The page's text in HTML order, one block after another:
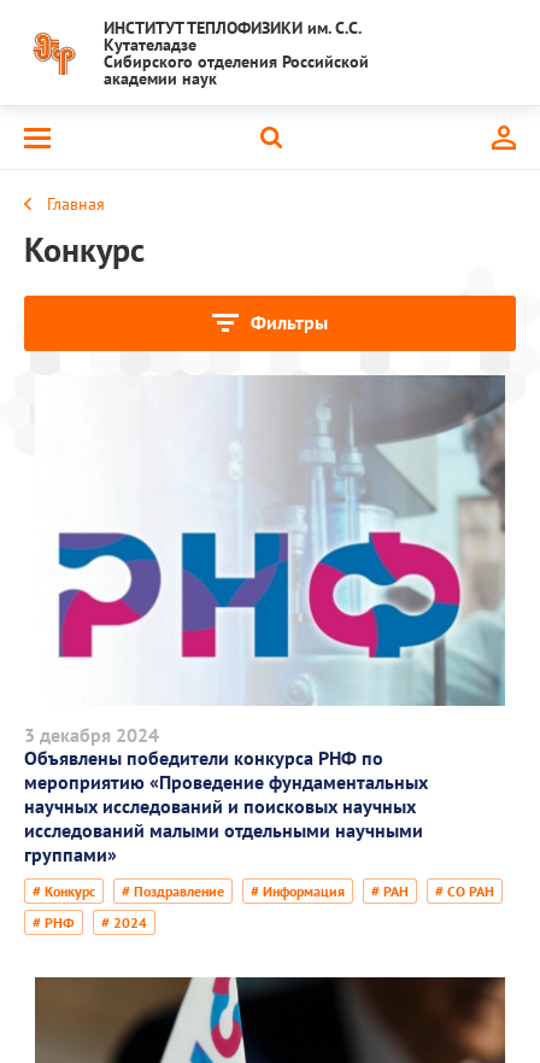
ИНСТИТУТ ТЕПЛОФИЗИКИ им. С.С.
Кутателадзе
Сибирского отделения Российской
академии наук
Главная
Конкурс
Фильтры
3 декабря 2024
Объявлены победители конкурса РНФ по
мероприятию «Проведение фундаментальных
научных исследований и поисковых научных
исследований малыми отдельными научными
группами»
# Конкурс # Поздравление # Информация # РАН
# СО РАН
# РНФ
# 2024